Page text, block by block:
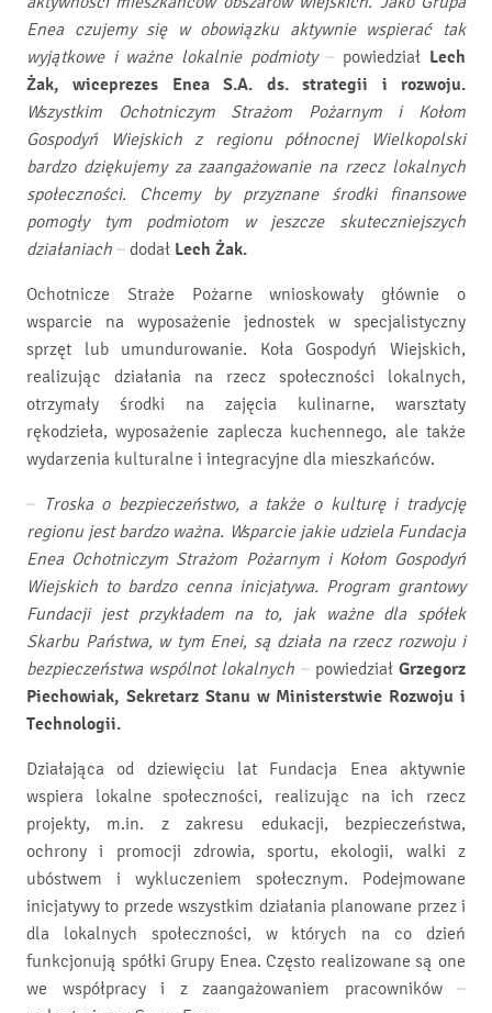
Enea czujemy się w obowiązku aktywnie wspierać tak
wyjątkowe i ważne lokalnie podmioty– powiedział Lech
Żak, wiceprezes Enea S.A. ds. strategii i rozwoju.
Wszystkim Ochotniczym Strażom Pożarnym i Kołom
Gospodyń Wiejskich z regionu północnej Wielkopolski
bardzo dziękujemy za zaangażowanie na rzecz lokalnych
społeczności. Chcemy by przyznane środki finansowe
pomogły tym podmiotom w jeszcze skuteczniejszych
działaniach – dodał Lech Żak.
Ochotnicze Straże Pożarne wnioskowały głównie o
wsparcie na wyposażenie jednostek w specjalistyczny
sprzęt lub umundurowanie. Koła Gospodyń Wiejskich,
realizując działania na rzecz społeczności lokalnych,
otrzymały środki na zajęcia kulinarne, warsztaty
rękodzieła, wyposażenie zaplecza kuchennego, ale także
wydarzenia kulturalne i integracyjne dla mieszkańców.
– Troska o bezpieczeństwo, a także o kulturę i tradycję
regionu jest bardzo ważna. Wsparcie jakie udziela Fundacja
Enea Ochotniczym Strażom Pożarnym i Kołom Gospodyń
Wiejskich to bardzo cenna inicjatywa. Program grantowy
Fundacji jest przykładem na to, jak ważne dla spółek
Skarbu Państwa, w tym Enei, są działa na rzecz rozwoju i
bezpieczeństwa wspólnot lokalnych – powiedziałGrzegorz
Piechowiak, Sekretarz Stanu w Ministerstwie Rozwoju i
Technologii.
Działająca od dziewięciu lat Fundacja Enea aktywnie
wspiera lokalne społeczności, realizując na ich rzecz
projekty, m.in. z zakresu edukacji, bezpieczeństwa,
ochrony i promocji zdrowia, sportu, ekologii, walki z
ubóstwem i wykluczeniem społecznym. Podejmowane
inicjatywy to przede wszystkim działania planowane przez i
dla lokalnych społeczności, w których na co dzień
funkcjonują spółki Grupy Enea. Często realizowane są one
we współpracy i z zaangażowaniem pracowników –